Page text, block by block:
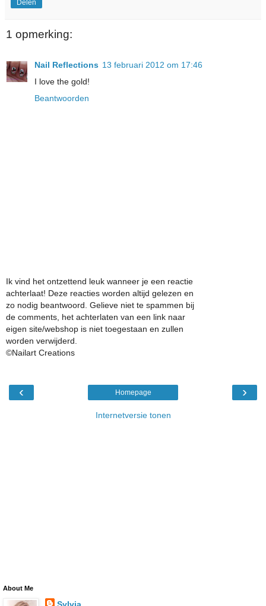
Delen
1 opmerking:
Nail Reflections 13 februari 2012 om 17:46
I love the gold!
Beantwoorden
Ik vind het ontzettend leuk wanneer je een reactie
achterlaat! Deze reacties worden altijd gelezen en
zo nodig beantwoord. Gelieve niet te spammen bij
de comments, het achterlaten van een link naar
eigen site/webshop is niet toegestaan en zullen
worden verwijderd.
©Nailart Creations
‹ ›
Homepage
Internetversie tonen
About Me